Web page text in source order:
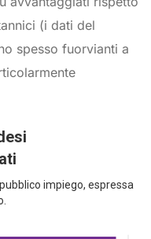
(i dati del
spesso fuorvianti a